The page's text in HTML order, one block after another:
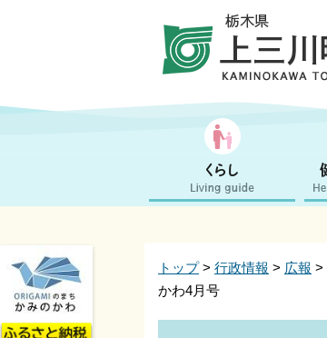
トップ> 行政情報 > 広報 >
かわ4月号